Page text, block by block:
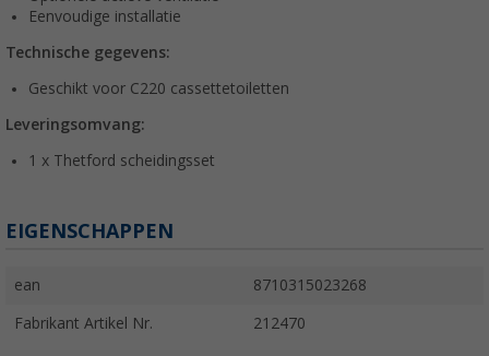
Eenvoudige installatie
Technische gegevens:
Geschikt voor C220 cassettetoiletten
Leveringsomvang:
1 x Thetford scheidingsset
EIGENSCHAPPEN
ean 8710315023268
Fabrikant Artikel Nr. 212470